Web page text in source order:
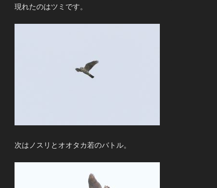
現れたのはツミです。
次はノスリとオオタカ若のバトル。